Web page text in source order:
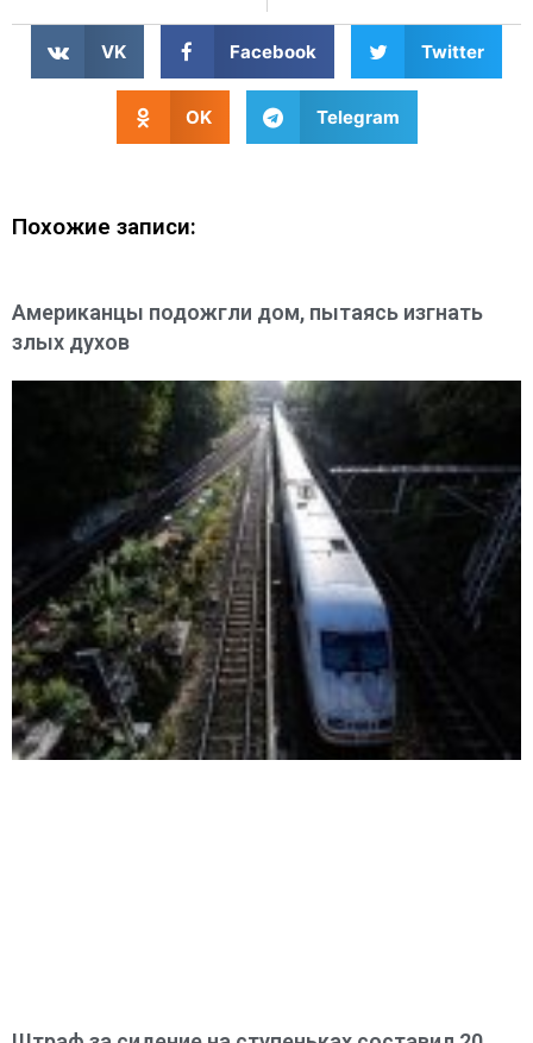
VK Facebook Twitter
OK Telegram
Похожие записи:
Американцы подожгли дом, пытаясь изгнать
злых духов